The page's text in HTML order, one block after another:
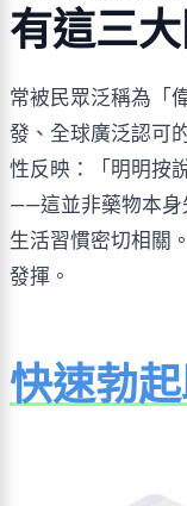
有這三
常被民眾泛稱為「
發、全球廣泛認可
性反映：「明明按
——這並非藥物本身
生活習慣密切相關
發揮。
快速勃